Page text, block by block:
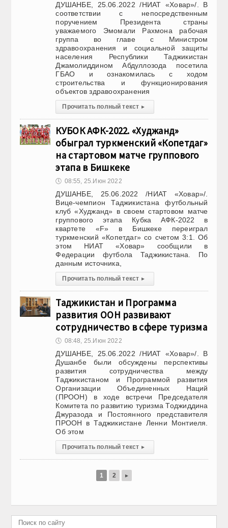
ДУШАНБЕ, 25.06.2022 /НИАТ «Ховар»/. В
соответствии с непосредственным
поручением Президента страны
уважаемого Эмомали Рахмона рабочая
группа во главе с Министром
здравоохранения и социальной защиты
населения Республики Таджикистан
Джамолиддином Абдуллозода посетила
ГБАО и ознакомилась с ходом
строительства и функционирования
объектов здравоохранения
Прочитать полный текст ▸
КУБОК АФК-2022. «Худжанд»
обыграл туркменский «Копетдаг»
на стартовом матче группового
этапа в Бишкеке
🕔 08:55, 25.Июн 2022
ДУШАНБЕ, 25.06.2022 /НИАТ «Ховар»/.
Вице-чемпион Таджикистана футбольный
клуб «Худжанд» в своем стартовом матче
группового этапа Кубка АФК-2022 в
квартете «F» в Бишкеке переиграл
туркменский «Копетдаг» со счетом 3:1. Об
этом НИАТ «Ховар» сообщили в
Федерации футбола Таджикистана. По
данным источника,
Прочитать полный текст ▸
Таджикистан и Программа
развития ООН развивают
сотрудничество в сфере туризма
🕔 08:48, 25.Июн 2022
ДУШАНБЕ, 25.06.2022 /НИАТ «Ховар»/. В
Душанбе были обсуждены перспективы
развития сотрудничества между
Таджикистаном и Программой развития
Организации Объединенных Наций
(ПРООН) в ходе встречи Председателя
Комитета по развитию туризма Тоджиддина
Джуразода и Постоянного представителя
ПРООН в Таджикистане Ленни Монтиеля.
Об этом
Прочитать полный текст ▸
1 2 ▸